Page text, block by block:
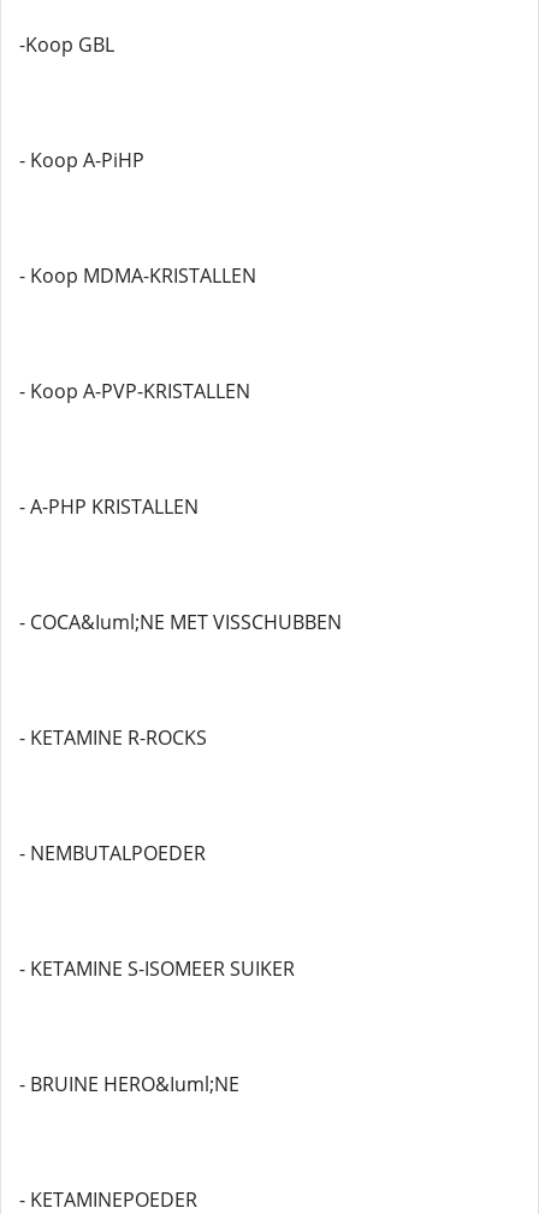
-Koop GBL
- Koop A-PiHP
- Koop MDMA-KRISTALLEN
- Koop A-PVP-KRISTALLEN
- A-PHP KRISTALLEN
- COCA&Iuml;NE MET VISSCHUBBEN
- KETAMINE R-ROCKS
- NEMBUTALPOEDER
- KETAMINE S-ISOMEER SUIKER
- BRUINE HERO&Iuml;NE
- KETAMINEPOEDER